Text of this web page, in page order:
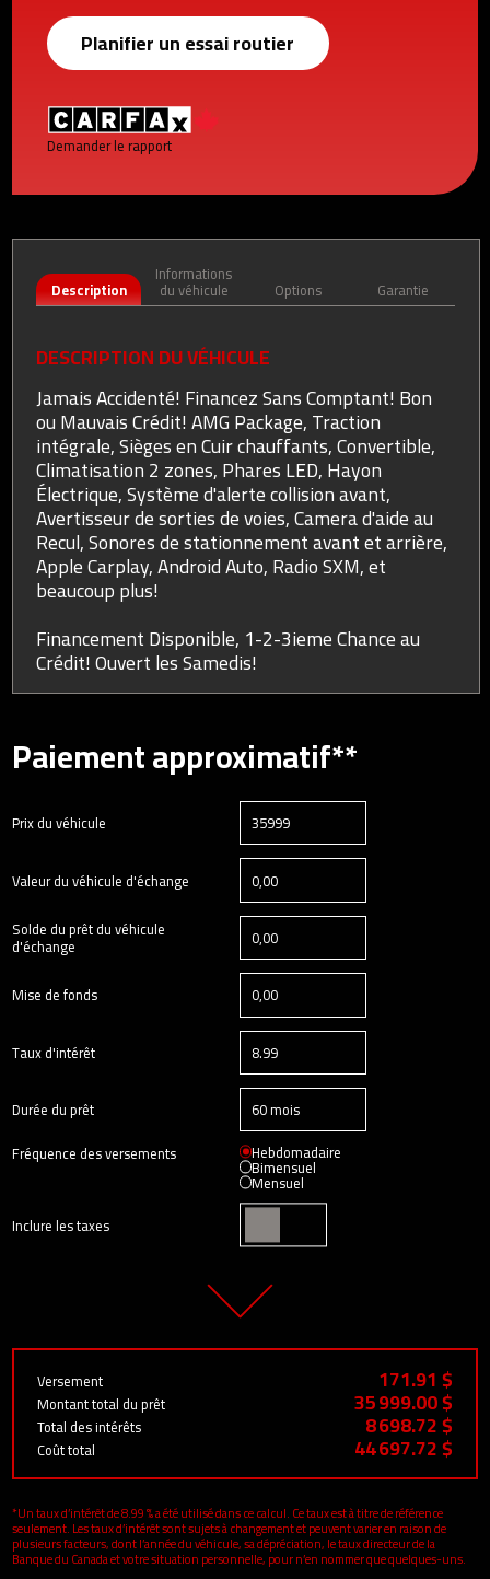
Planifier un essai routier
Demander le rapport
Description
Informations
du véhicule Options Garantie
DESCRIPTION DU VÉHICULE
Jamais Accidenté! Financez Sans Comptant! Bon
ou Mauvais Crédit! AMG Package, Traction
intégrale, Sièges en Cuir chauffants, Convertible,
Climatisation 2 zones, Phares LED, Hayon
Électrique, Système d'alerte collision avant,
Avertisseur de sorties de voies, Camera d'aide au
Recul, Sonores de stationnement avant et arrière,
Apple Carplay, Android Auto, Radio SXM, et
beaucoup plus!
Financement Disponible, 1-2-3ieme Chance au
Crédit! Ouvert les Samedis!
Paiement approximatif**
Prix du véhicule
Valeur du véhicule d'échange
Solde du prêt du véhicule
d'échange
Mise de fonds
Taux d'intérêt
Durée du prêt
Fréquence des versements
Hebdomadaire
Bimensuel
Mensuel
Inclure les taxes
Versement 171.91 $
Montant total du prêt 35 999.00 $
Total des intérêts 8 698.72 $
Coût total 44 697.72 $
*Un taux d’intérêt de 8.99 % a été utilisé dans ce calcul. Ce taux est à titre de référence
seulement. Les taux d’intérêt sont sujets à changement et peuvent varier en raison de
plusieurs facteurs, dont l’année du véhicule, sa dépréciation, le taux directeur de la
Banque du Canada et votre situation personnelle, pour n’en nommer que quelques-uns.